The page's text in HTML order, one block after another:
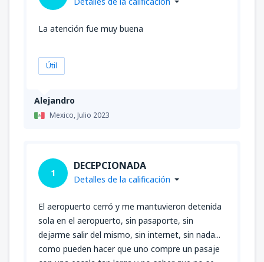
Alejandro
Mexico,Julio 2023
La atención fue muy buena
Útil
1
DECEPCIONADA
Detalles de la calificación
El aeropuerto cerró y me mantuvieron detenida
sola en el aeropuerto, sin pasaporte, sin
dejarme salir del mismo, sin internet, sin nada...
como pueden hacer que uno compre un pasaje